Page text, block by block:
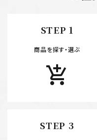
カテゴリー
STEP 1
商品を探す・選ぶ
add_shopping_cart
STEP 3